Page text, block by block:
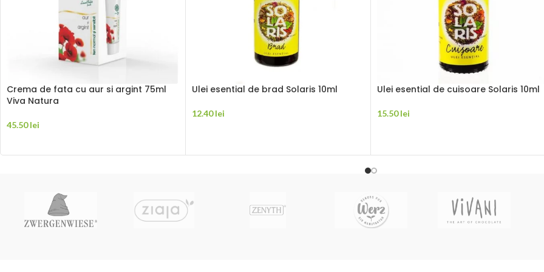
Crema de fata cu aur si argint 75ml
Viva Natura
45.50lei
Ulei esential de brad Solaris 10ml
12.40lei
Ulei esential de cuisoare Solaris 10ml
15.50lei